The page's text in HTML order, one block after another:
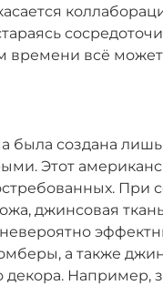
времени всё
была создана лишь
Этот
При
джинсовая
а также
Например,